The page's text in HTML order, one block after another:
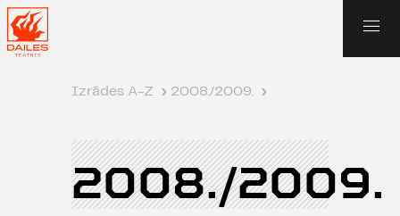
Izrādes A-Z › 2008./2009. ›
2008./2009.